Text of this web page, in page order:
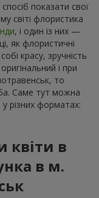
показати свої
світі флористика
, і один із них —
як флористичні
красу, зручність
і при
то
Саме тут можна
у різних форматах:
квіти в
в м.